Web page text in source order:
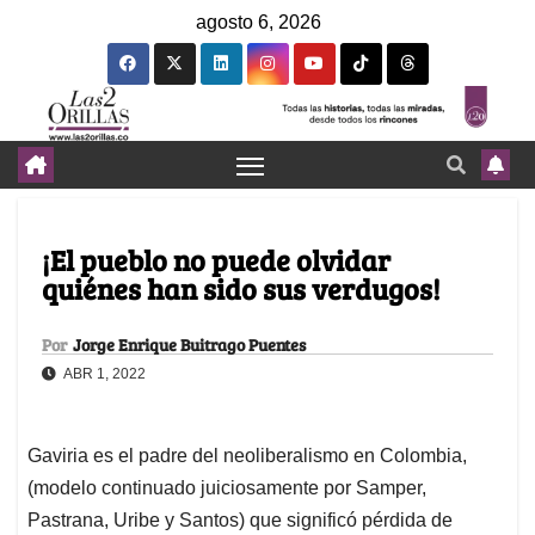
agosto 6, 2026
¡El pueblo no puede olvidar
quiénes han sido sus verdugos!
Por Jorge Enrique Buitrago Puentes
ABR 1, 2022
Gaviria es el padre del neoliberalismo en Colombia,
(modelo continuado juiciosamente por Samper,
Pastrana, Uribe y Santos) que significó pérdida de